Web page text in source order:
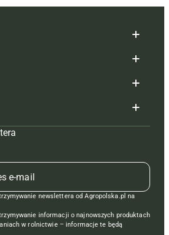
newslettera od Agropolska.pl na
informacji o najnowszych produktach
w rolnictwie – informacje te będą